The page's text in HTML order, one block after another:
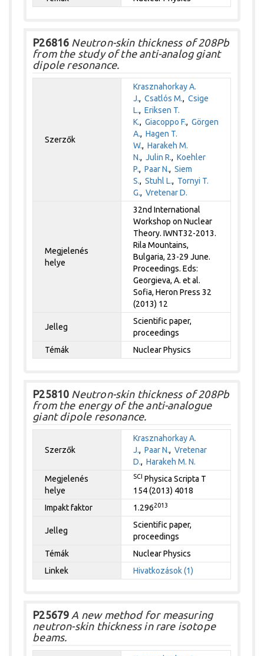
P26816 Neutron-skin thickness of 208Pb
from the study of the anti-analog giant
dipole resonance.
Szerzők
Krasznahorkay A.
J.,Csatlós M.,Csige
L.,Eriksen T.
K.,Giacoppo F.,Görgen
A.,Hagen T.
W.,Harakeh M.
N.,Julin R.,Koehler
P.,Paar N.,Siem
S.,Stuhl L., Tornyi T.
G.,Vretenar D.
Megjelenés
helye
32nd International
Workshop on Nuclear
Theory. IWNT32-2013.
Rila Mountains,
Bulgaria, 23-29 June.
Proceedings. Eds:
Georgieva, A. et al.
Sofia, Heron Press 32
(2013) 12
Jelleg
Scientific paper,
proceedings
Témák
Nuclear Physics
P25810 Neutron-skin thickness of 208Pb
from the energy of the anti-analogue
giant dipole resonance.
Szerzők
Krasznahorkay A.
J.,Paar N.,Vretenar
D.,Harakeh M. N.
Megjelenés
helye
SCI Physica Scripta T
154 (2013) 4018
Impakt faktor
1.2962013
Jelleg
Scientific paper,
proceedings
Témák
Nuclear Physics
Linkek
Hivatkozások (1)
P25679 A new method for measuring
neutron-skin thickness in rare isotope
beams.